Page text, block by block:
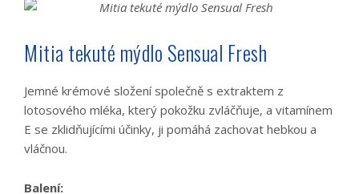
Mitia tekuté mýdlo Sensual Fresh
Jemné krémové složení společně s extraktem z
lotosového mléka, který pokožku zvláčňuje, a vitamínem
E se zklidňujícími účinky, ji pomáhá zachovat hebkou a
vláčnou.
Balení: